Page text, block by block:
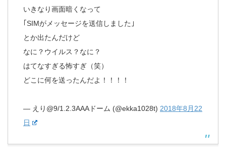
いきなり画面暗くなって
｢SIMがメッセージを送信しました｣
とか出たんだけど
なに？ウイルス？なに？
はてなすぎる怖すぎ（笑）
どこに何を送ったんだよ！！！！
— えり@9/1.2.3AAAドーム (@ekka1028t) 2018年8月22
日